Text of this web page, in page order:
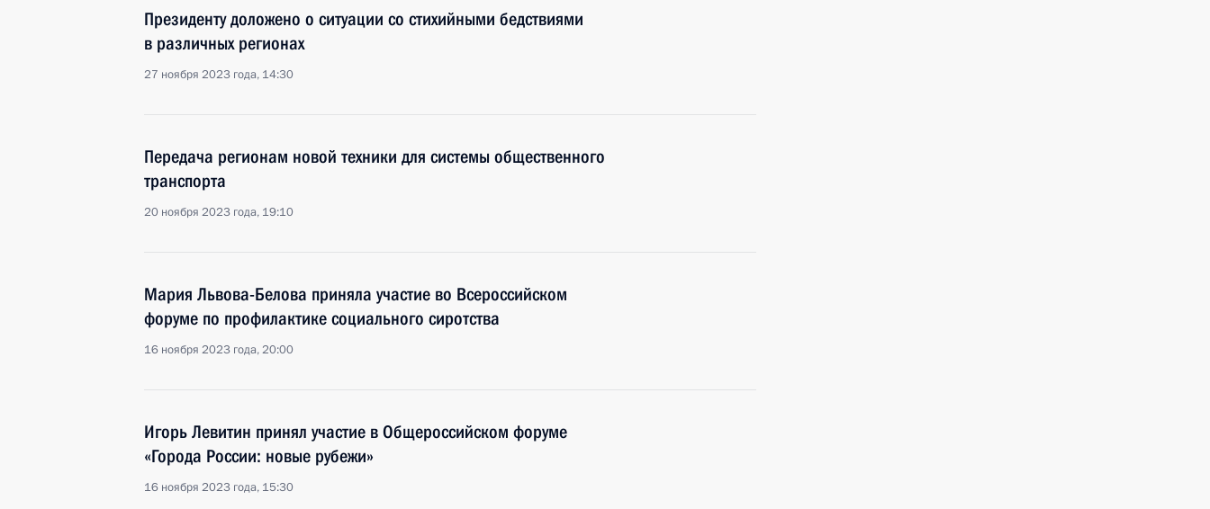
Президенту доложено о ситуации со стихийными бедствиями
в различных регионах
27 ноября 2023 года, 14:30
Передача регионам новой техники для системы общественного
транспорта
20 ноября 2023 года, 19:10
Мария Львова-Белова приняла участие во Всероссийском
форуме по профилактике социального сиротства
16 ноября 2023 года, 20:00
Игорь Левитин принял участие в Общероссийском форуме
«Города России: новые рубежи»
16 ноября 2023 года, 15:30